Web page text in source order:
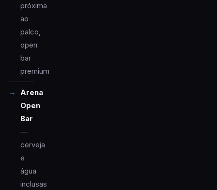
próxima
ao
palco,
open
bar
premium
Arena
Open
Bar
—
cerveja
e
água
inclusas